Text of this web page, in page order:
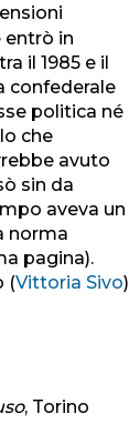
entrò in
il 1985 e il
confederale
politica né
che
avuto
sin da
aveva un
norma
pagina).
(Vittoria Sivo)
, Torino